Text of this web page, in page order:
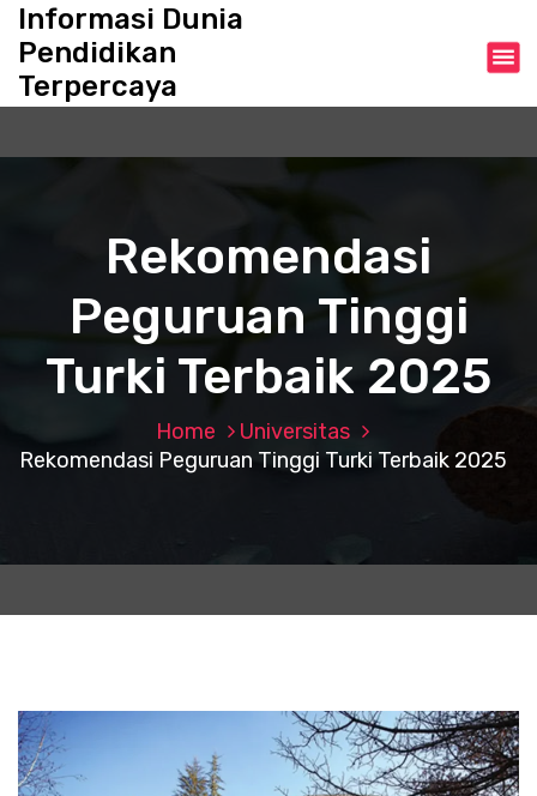
Informasi Dunia
Pendidikan
Terpercaya
Rekomendasi
Peguruan Tinggi
Turki Terbaik 2025
Home
Universitas
Rekomendasi Peguruan Tinggi Turki Terbaik 2025